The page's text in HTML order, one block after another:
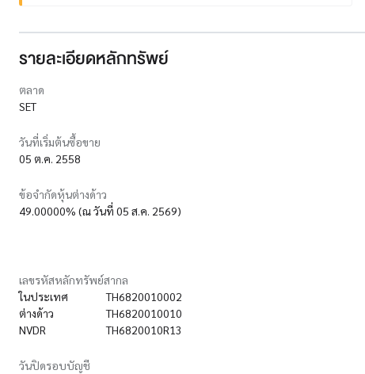
รายละเอียดหลักทรัพย์
ตลาด
SET
วันที่เริ่มต้นซื้อขาย
05 ต.ค. 2558
ข้อจำกัดหุ้นต่างด้าว
49.00000% (ณ วันที่ 05 ส.ค. 2569)
เลขรหัสหลักทรัพย์สากล
ในประเทศ
TH6820010002
ต่างด้าว
TH6820010010
NVDR
TH6820010R13
วันปิดรอบบัญชี